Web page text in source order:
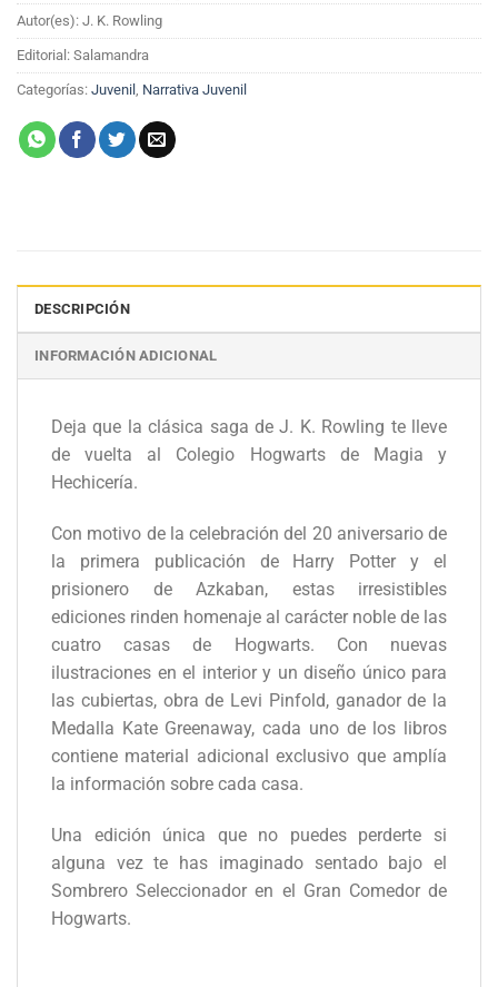
Autor(es): J. K. Rowling
Editorial: Salamandra
Categorías: Juvenil , Narrativa Juvenil
DESCRIPCIÓN
INFORMACIÓN ADICIONAL
Deja que la clásica saga de J. K. Rowling te lleve
de vuelta al Colegio Hogwarts de Magia y
Hechicería.
Con motivo de la celebración del 20 aniversario de
la primera publicación de Harry Potter y el
prisionero de Azkaban, estas irresistibles
ediciones rinden homenaje al carácter noble de las
cuatro casas de Hogwarts. Con nuevas
ilustraciones en el interior y un diseño único para
las cubiertas, obra de Levi Pinfold, ganador de la
Medalla Kate Greenaway, cada uno de los libros
contiene material adicional exclusivo que amplía
la información sobre cada casa.
Una edición única que no puedes perderte si
alguna vez te has imaginado sentado bajo el
Sombrero Seleccionador en el Gran Comedor de
Hogwarts.